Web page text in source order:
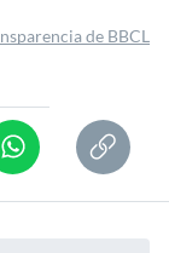
de BBCL